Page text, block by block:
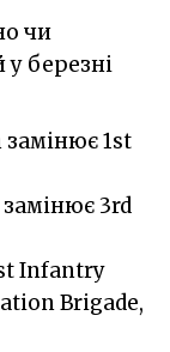
чи
у березні
замінює 1st
3rd
Infantry
Brigade,